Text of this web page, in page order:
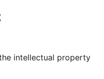
channel
ہمارے ٹمبلر اکاؤنٹ
intellectual property